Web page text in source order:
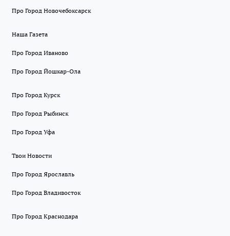
Про Город Новочебоксарск
Наша Газета
Про Город Иваново
Про Город Йошкар-Ола
Про Город Курск
Про Город Рыбинск
Про Город Уфа
Твои Новости
Про Город Ярославль
Про Город Владивосток
Про Город Краснодара